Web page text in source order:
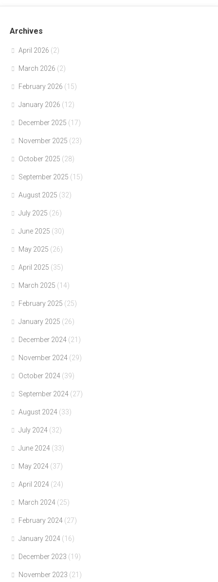
Archives
April 2026 (2)
March 2026 (2)
February 2026 (15)
January 2026 (12)
December 2025 (17)
November 2025 (23)
October 2025 (28)
September 2025 (15)
August 2025 (32)
July 2025 (26)
June 2025 (30)
May 2025 (26)
April 2025 (35)
March 2025 (14)
February 2025 (25)
January 2025 (26)
December 2024 (21)
November 2024 (29)
October 2024 (39)
September 2024 (27)
August 2024 (33)
July 2024 (32)
June 2024 (33)
May 2024 (37)
April 2024 (24)
March 2024 (25)
February 2024 (27)
January 2024 (16)
December 2023 (19)
November 2023 (21)